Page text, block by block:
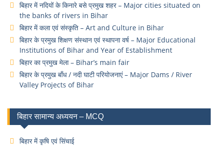
बिहार में नदियों के किनारे बसे प्रमुख शहर – Major cities situated on
the banks of rivers in Bihar
बिहार में कला एवं संस्कृति – Art and Culture in Bihar
बिहार के प्रमुख शिक्षण संस्थान एवं स्थापना वर्ष – Major Educational
Institutions of Bihar and Year of Establishment
बिहार का प्रमुख मेला – Bihar’s main fair
बिहार के प्रमुख बाँध / नदी घाटी परियोजनाएं – Major Dams / River
Valley Projects of Bihar
बिहार सामान्य अध्ययन – MCQ
बिहार में कृषि एवं सिंचाई